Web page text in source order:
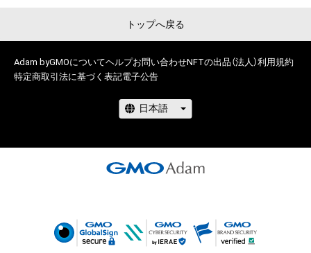
◎2021   「國分 春瑠  画集
   〜汝が愛でるもの 汝を愛でるもの〜」
のグラデーションを加えた2通りのものがある。前者は新古典
主義の質感に現代の感性を織り込んだ作風として『令和新古典
トップへ戻る
Adam byGMOについてヘルプお問い合わせNFTの出品（法人）利用規約
特定商取引法に基づく表記電子公告